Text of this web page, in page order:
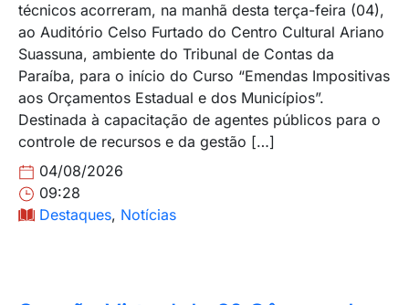
técnicos acorreram, na manhã desta terça-feira (04),
ao Auditório Celso Furtado do Centro Cultural Ariano
Suassuna, ambiente do Tribunal de Contas da
Paraíba, para o início do Curso “Emendas Impositivas
aos Orçamentos Estadual e dos Municípios”.
Destinada à capacitação de agentes públicos para o
controle de recursos e da gestão […]
04/08/2026
09:28
Destaques, Notícias